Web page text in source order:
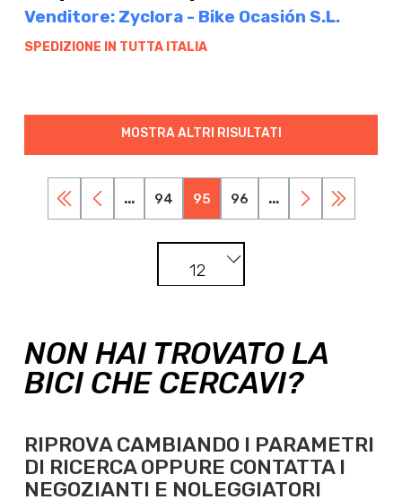
Venditore: Zyclora - Bike Ocasión S.L.
SPEDIZIONE IN TUTTA ITALIA
MOSTRA ALTRI RISULTATI
... 94 95 96 ...
12
NON HAI TROVATO LA
BICI CHE CERCAVI?
RIPROVA CAMBIANDO I PARAMETRI
DI RICERCA OPPURE CONTATTA I
NEGOZIANTI E NOLEGGIATORI